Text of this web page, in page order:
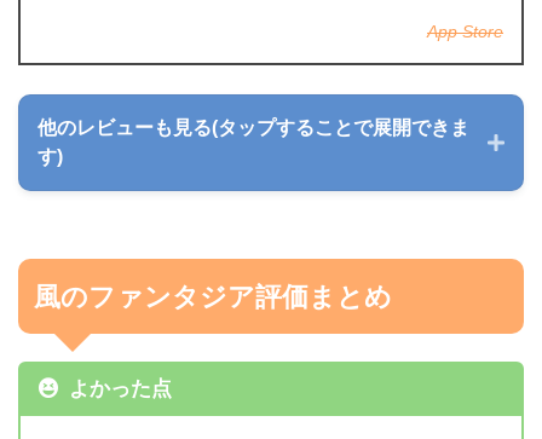
App Store
他のレビューも見る(タップすることで展開できま
す)
風のファンタジア評価まとめ
よかった点